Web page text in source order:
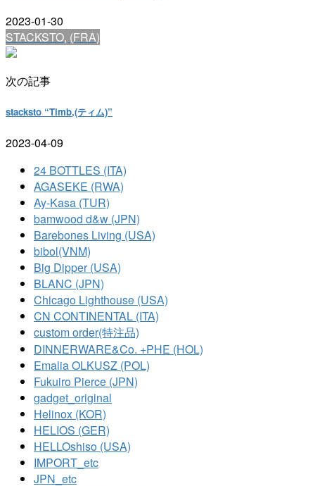
2023-01-30
STACKSTO, (FRA)
次の記事
stacksto “Timb,(ティム)”
2023-04-09
24 BOTTLES (ITA)
AGASEKE (RWA)
Ay-Kasa (TUR)
bamwood d&w (JPN)
Barebones Living (USA)
bibol(VNM)
Big Dipper (USA)
BLANC (JPN)
Chicago Lighthouse (USA)
CN CONTINENTAL (ITA)
custom order(特注品)
DINNERWARE&Co. +PHE (HOL)
Emalia OLKUSZ (POL)
Fukuiro Pierce (JPN)
gadget_original
Helinox (KOR)
HELIOS (GER)
HELLOshiso (USA)
IMPORT_etc
JPN_etc